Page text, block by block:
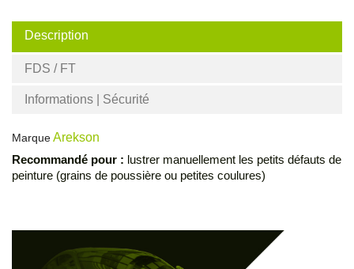
Description
FDS / FT
Informations | Sécurité
MarqueArekson
Recommandé pour : lustrer manuellement les petits défauts de
peinture (grains de poussière ou petites coulures)